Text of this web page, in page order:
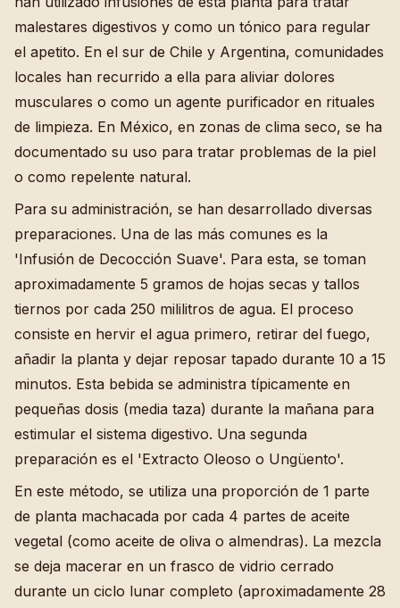
malestares digestivos y como un tónico para regular
el apetito. En el sur de Chile y Argentina, comunidades
locales han recurrido a ella para aliviar dolores
musculares o como un agente purificador en rituales
de limpieza. En México, en zonas de clima seco, se ha
documentado su uso para tratar problemas de la piel
o como repelente natural.
Para su administración, se han desarrollado diversas
preparaciones. Una de las más comunes es la
'Infusión de Decocción Suave'. Para esta, se toman
aproximadamente 5 gramos de hojas secas y tallos
tiernos por cada 250 mililitros de agua. El proceso
consiste en hervir el agua primero, retirar del fuego,
añadir la planta y dejar reposar tapado durante 10 a 15
minutos. Esta bebida se administra típicamente en
pequeñas dosis (media taza) durante la mañana para
estimular el sistema digestivo. Una segunda
preparación es el 'Extracto Oleoso o Ungüento'.
En este método, se utiliza una proporción de 1 parte
de planta machacada por cada 4 partes de aceite
vegetal (como aceite de oliva o almendras). La mezcla
se deja macerar en un frasco de vidrio cerrado
durante un ciclo lunar completo (aproximadamente 28